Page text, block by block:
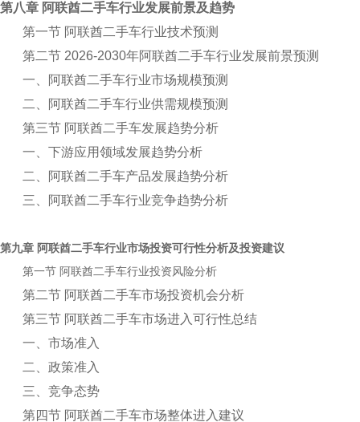
第八章 阿联酋二手车行业发展前景及趋势
第一节 阿联酋二手车行业技术预测
第二节 2026-2030年阿联酋二手车行业发展前景预测
一、阿联酋二手车行业市场规模预测
二、阿联酋二手车行业供需规模预测
第三节 阿联酋二手车发展趋势分析
一、下游应用领域发展趋势分析
二、阿联酋二手车产品发展趋势分析
三、阿联酋二手车行业竞争趋势分析
第九章 阿联酋二手车行业市场投资可行性分析及投资建议
第一节 阿联酋二手车行业投资风险分析
第二节 阿联酋二手车市场投资机会分析
第三节 阿联酋二手车市场进入可行性总结
一、市场准入
二、政策准入
三、竞争态势
第四节 阿联酋二手车市场整体进入建议